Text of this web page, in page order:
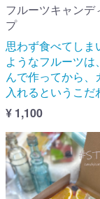
フルーツキャンデ
プ
思わず食べてしま
ようなフルーツは
んで作ってから、
入れるというこだ
¥ 1,100